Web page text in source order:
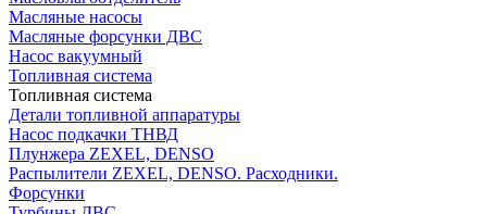
Масляные насосы
Масляные форсунки ДВС
Насос вакуумный
Топливная система
Топливная система
Детали топливной аппаратуры
Насос подкачки ТНВД
Плунжера ZEXEL, DENSO
Распылители ZEXEL, DENSO. Расходники.
Форсунки